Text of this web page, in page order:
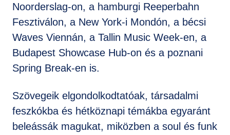
Noorderslag-on, a hamburgi Reeperbahn
Fesztiválon, a New York-i Mondón, a bécsi
Waves Viennán, a Tallin Music Week-en, a
Budapest Showcase Hub-on és a poznani
Spring Break-en is.
Szövegeik elgondolkodtatóak, társadalmi
feszkókba és hétköznapi témákba egyaránt
beleássák magukat, miközben a soul és funk